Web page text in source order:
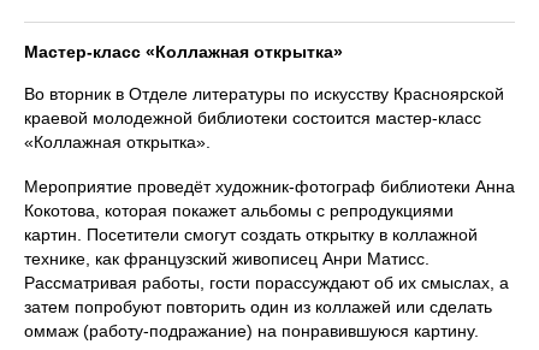
Мастер-класс «Коллажная открытка»
Во вторник в Отделе литературы по искусству Красноярской
краевой молодежной библиотеки состоится мастер-класс
«Коллажная открытка».
Мероприятие проведёт художник-фотограф библиотеки Анна
Кокотова, которая покажет альбомы с репродукциями
картин. Посетители смогут создать открытку в коллажной
технике, как французский живописец Анри Матисс.
Рассматривая работы, гости порассуждают об их смыслах, а
затем попробуют повторить один из коллажей или сделать
оммаж (работу-подражание) на понравившуюся картину.